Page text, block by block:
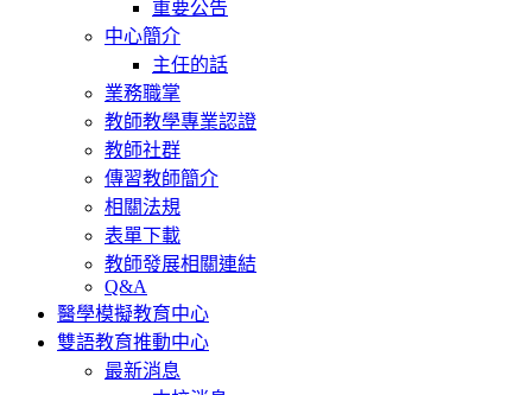
重要公告
中心簡介
主任的話
業務職掌
教師教學專業認證
教師社群
傳習教師簡介
相關法規
表單下載
教師發展相關連結
Q&A
醫學模擬教育中心
雙語教育推動中心
最新消息